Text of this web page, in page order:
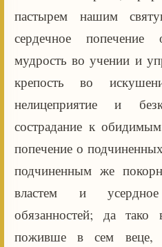
пастырем нашим
сердечное
мудрость во учении и
крепость во
нелицеприятие и
сострадание к
попечение о
подчиненным же
властем и
обязанностей; да
поживше в сем веце,